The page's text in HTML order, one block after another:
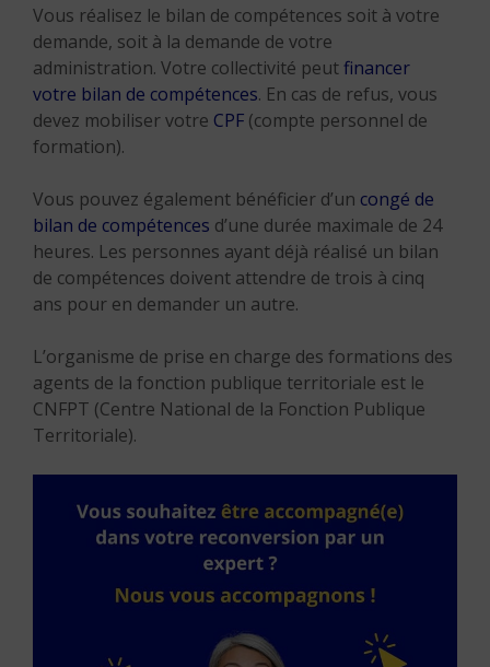
Vous réalisez le bilan de compétences soit à votre
demande, soit à la demande de votre
administration. Votre collectivité peutfinancer
votre bilan de compétences. En cas de refus, vous
devez mobiliser votre CPF (compte personnel de
formation).
Vous pouvez également bénéficier d’un congé de
bilan de compétences d’une durée maximale de 24
heures. Les personnes ayant déjà réalisé un bilan
de compétences doivent attendre de trois à cinq
ans pour en demander un autre.
L’organisme de prise en charge des formations des
agents de la fonction publique territoriale est le
CNFPT (Centre National de la Fonction Publique
Territoriale).